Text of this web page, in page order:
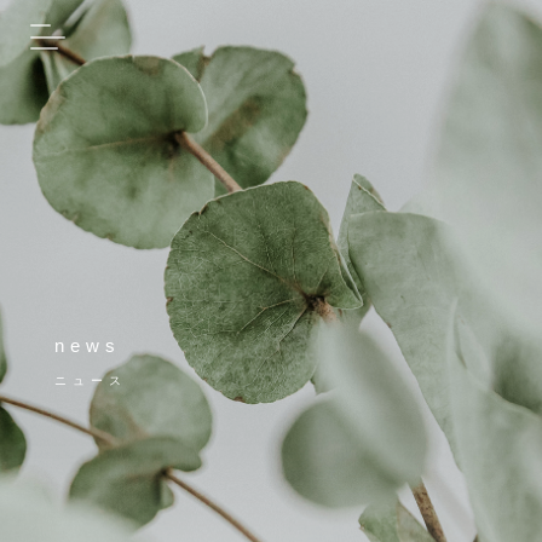
news
ニュース